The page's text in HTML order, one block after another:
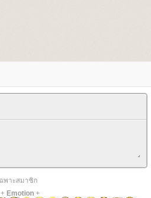
พาะสมาชิก
+ Emotion+